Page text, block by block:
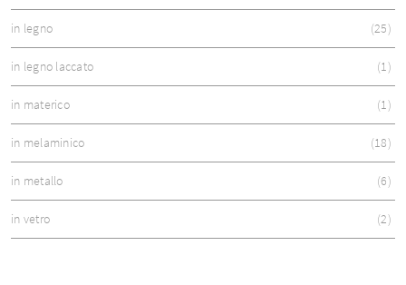
in legno 25
in legno laccato 1
in materico 1
in melaminico 18
in metallo 6
in vetro 2